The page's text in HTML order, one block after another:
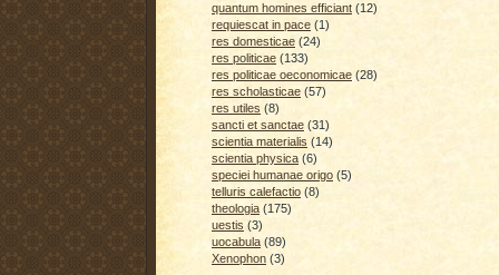
quantum homines efficiant (12)
requiescat in pace (1)
res domesticae (24)
res politicae (133)
res politicae oeconomicae (28)
res scholasticae (57)
res utiles (8)
sancti et sanctae (31)
scientia materialis (14)
scientia physica (6)
speciei humanae origo (5)
telluris calefactio (8)
theologia (175)
uestis (3)
uocabula (89)
Xenophon (3)